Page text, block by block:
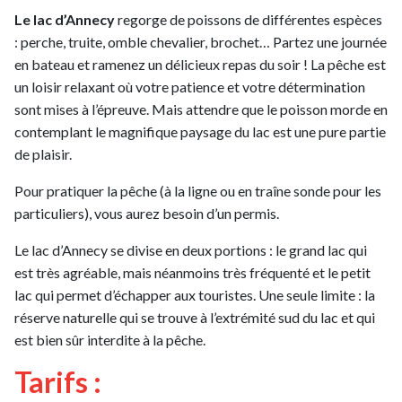
Le lac d’Annecyregorge de poissons de différentes espèces
: perche, truite, omble chevalier, brochet… Partez une journée
en bateau et ramenez un délicieux repas du soir ! La pêche est
un loisir relaxant où votre patience et votre détermination
sont mises à l’épreuve. Mais attendre que le poisson morde en
contemplant le magnifique paysage du lac est une pure partie
de plaisir.
Pour pratiquer la pêche (à la ligne ou en traîne sonde pour les
particuliers), vous aurez besoin d’un permis.
Le lac d’Annecy se divise en deux portions : le grand lac qui
est très agréable, mais néanmoins très fréquenté et le petit
lac qui permet d’échapper aux touristes. Une seule limite : la
réserve naturelle qui se trouve à l’extrémité sud du lac et qui
est bien sûr interdite à la pêche.
Tarifs :